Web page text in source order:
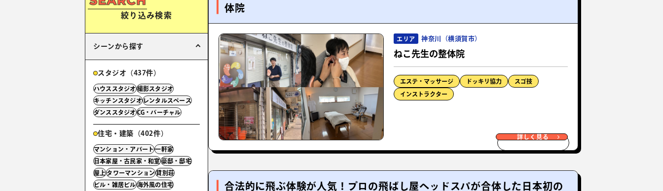
体院
エリア 神奈川（横須賀市）
ねこ先生の整体院
エステ・マッサージ ドッキリ協力 スゴ技
インストラクター
詳しく見る
合法的に飛ぶ体験が人気！プロの飛ばし屋ヘッドスパが合体した日本初の
絞り込み検索
シーンから探す
スタジオ（437件）
ハウススタジオ撮影スタジオ
キッチンスタジオレンタルスペース
ダンススタジオCG・バーチャル
住宅・建築（402件）
マンション・アパート一軒家
日本家屋・古民家・和室豪邸・邸宅
屋上タワーマンション貸別荘
ビル・雑居ビル海外風の住宅